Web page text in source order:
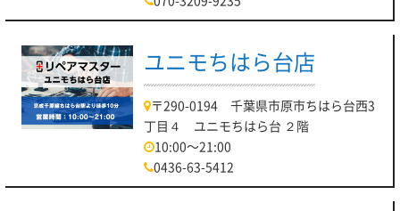
ユニモちはら台店
〒290-0194 千葉県市原市ちはら台西3
丁目４ ユニモちはら台 ２階
10:00～21:00
0436-63-5412